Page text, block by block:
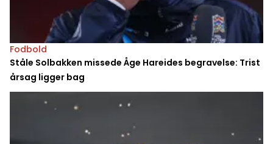
Fodbold
Ståle Solbakken missede Åge Hareides begravelse: Trist
årsag ligger bag